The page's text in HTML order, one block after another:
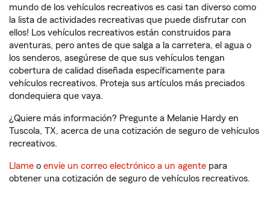
mundo de los vehículos recreativos es casi tan diverso como
la lista de actividades recreativas que puede disfrutar con
ellos! Los vehículos recreativos están construidos para
aventuras, pero antes de que salga a la carretera, el agua o
los senderos, asegúrese de que sus vehículos tengan
cobertura de calidad diseñada específicamente para
vehículos recreativos. Proteja sus artículos más preciados
dondequiera que vaya.
¿Quiere más información? Pregunte a Melanie Hardy en
Tuscola, TX, acerca de una cotización de seguro de vehículos
recreativos.
Llame o envíe un correo electrónico a un agente para
obtener una cotización de seguro de vehículos recreativos.